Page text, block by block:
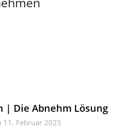
| Die Abnehm Lösung
11. Februar 2025